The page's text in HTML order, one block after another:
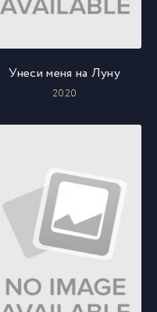
Унеси меня на Луну
2020